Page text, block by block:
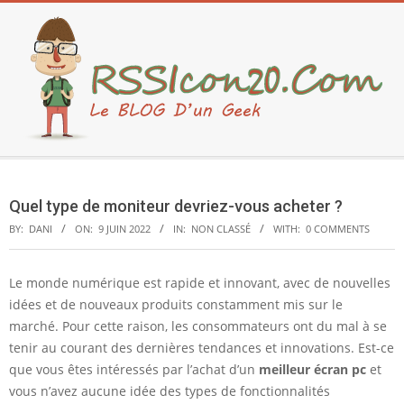
content
Menu
Quel type de moniteur devriez-vous acheter ?
BY: DANI ON: 9 JUIN 2022 IN: NON CLASSÉ WITH: 0 COMMENTS
Q
u
e
l
Le monde numérique est rapide et innovant, avec de nouvelles
idées et de nouveaux produits constamment mis sur le
marché. Pour cette raison, les consommateurs ont du mal à se
tenir au courant des dernières tendances et innovations. Est-ce
que vous êtes intéressés par l’achat d’un meilleur écran pc et
vous n’avez aucune idée des types de fonctionnalités